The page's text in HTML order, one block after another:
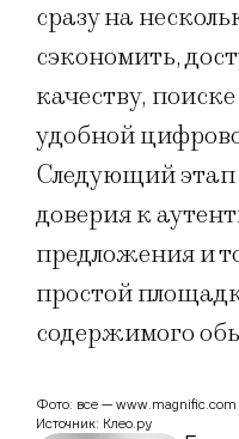
сразу на
сэкономить,
качеству,
удобной
Следующий этап
доверия к
предложения и
простой
содержимого
Фото: все — www.magnific.com
Источник: Клео.ру